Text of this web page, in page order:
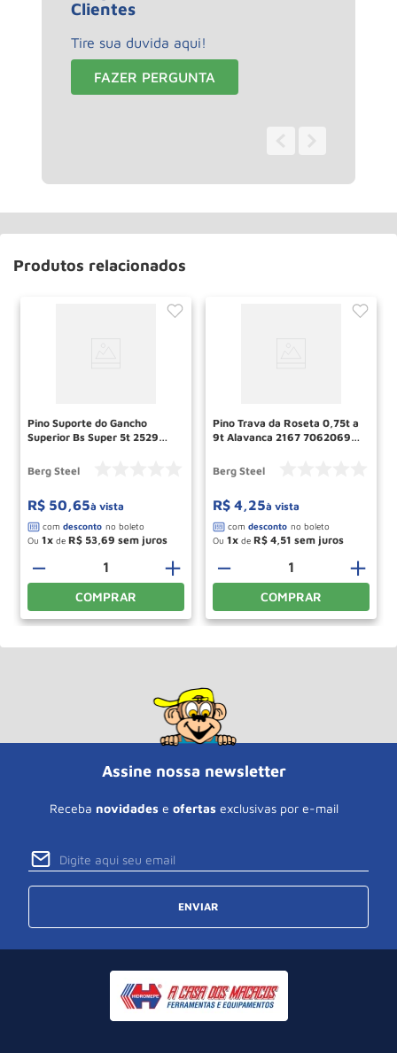
Clientes
Tire sua duvida aqui!
FAZER PERGUNTA
Produtos relacionados
Pino Suporte do Gancho
Superior Bs Super 5t 2529
Berg Steel
R$ 50,65à vista
Ou 1 de R$ 53,69
＋
－
COMPRAR
Pino Trava da Roseta 0,75t a
9t Alavanca 2167 70620690
Berg Steel
R$ 4,25à vista
Ou 1 de R$ 4,51
＋
－
COMPRAR
Assine nossa newsletter
Receba novidades e ofertas exclusivas por e-mail
ENVIAR